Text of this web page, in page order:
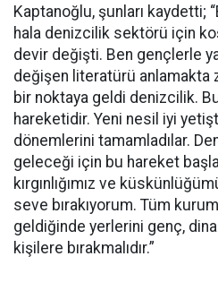
Kaptanoğlu, şunları kaydetti;
hala denizcilik sektörü için
devir değişti. Ben gençlerle
değişen literatürü anlamakta
bir noktaya geldi denizcilik.
hareketidir. Yeni nesil iyi
dönemlerini tamamladılar.
geleceği için bu hareket
kırgınlığımız ve
seve bırakıyorum. Tüm
geldiğinde yerlerini genç,
kişilere bırakmalıdır.”